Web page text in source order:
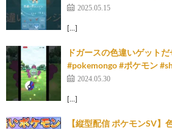
2025.05.15
[…]
ドガースの色違いゲット
#pokemongo #ポケモン
2024.05.30
[…]
【縦型配信 ポケモンSV】